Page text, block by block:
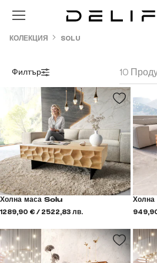
Преминете към основното
КОЛЕКЦИЯ SOLU
Филтър 10
Холна маса Solu
1289,90 € / 2522,83 лв.